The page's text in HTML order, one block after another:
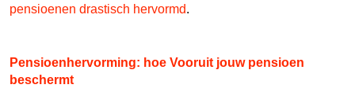
pensioenen drastisch hervormd.
Pensioenhervorming: hoe Vooruit jouw pensioen
beschermt